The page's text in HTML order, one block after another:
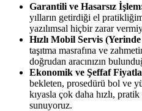
Garantili ve Hasarsız
yılların getirdiği el
yazılımsal hiçbir zarar
Hızlı Mobil Servis
taşıtma masrafına ve
doğrudan aracınızın
Ekonomik ve Şeffaf
bekleten, prosedürü bol ve
kıyasla çok daha hızlı,
sunuyoruz.